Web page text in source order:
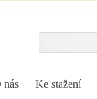
nás Ke stažení